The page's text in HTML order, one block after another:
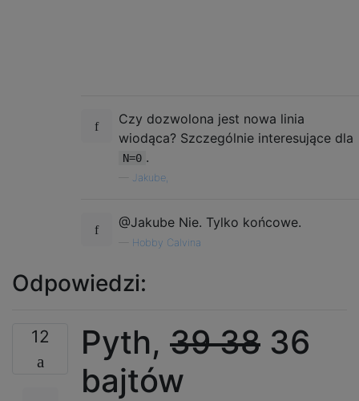
Czy dozwolona jest nowa linia
wiodąca? Szczególnie interesujące dla
N=0 .
Jakube,
@Jakube Nie. Tylko końcowe.
Hobby Calvina
Odpowiedzi:
12 Pyth, 3938 36
bajtów